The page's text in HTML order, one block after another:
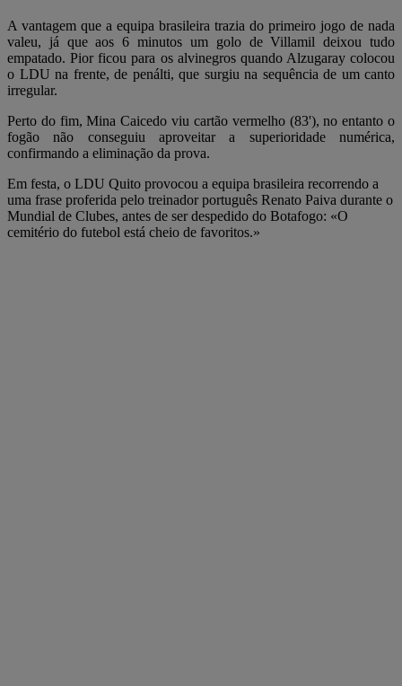
A vantagem que a equipa brasileira trazia do primeiro jogo de nada
valeu, já que aos 6 minutos um golo de Villamil deixou tudo
empatado. Pior ficou para os alvinegros quando Alzugaray colocou
o LDU na frente, de penálti, que surgiu na sequência de um canto
irregular.
Perto do fim, Mina Caicedo viu cartão vermelho (83'), no entanto o
fogão não conseguiu aproveitar a superioridade numérica,
confirmando a eliminação da prova.
Em festa, o LDU Quito provocou a equipa brasileira recorrendo a
uma frase proferida pelo treinador português Renato Paiva durante o
Mundial de Clubes, antes de ser despedido do Botafogo: «O
cemitério do futebol está cheio de favoritos.»